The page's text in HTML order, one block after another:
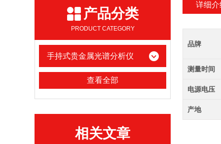
产品分类
PRODUCT CATEGORY
手持式贵金属光谱分析仪
查看全部
相关文章
详细介
品牌
测量时间
电源电压
产地